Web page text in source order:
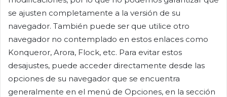
se ajusten completamente a la versión de su
navegador. También puede ser que utilice otro
navegador no contemplado en estos enlaces como
Konqueror, Arora, Flock, etc. Para evitar estos
desajustes, puede acceder directamente desde las
opciones de su navegador que se encuentra
generalmente en el menú de Opciones, en la sección